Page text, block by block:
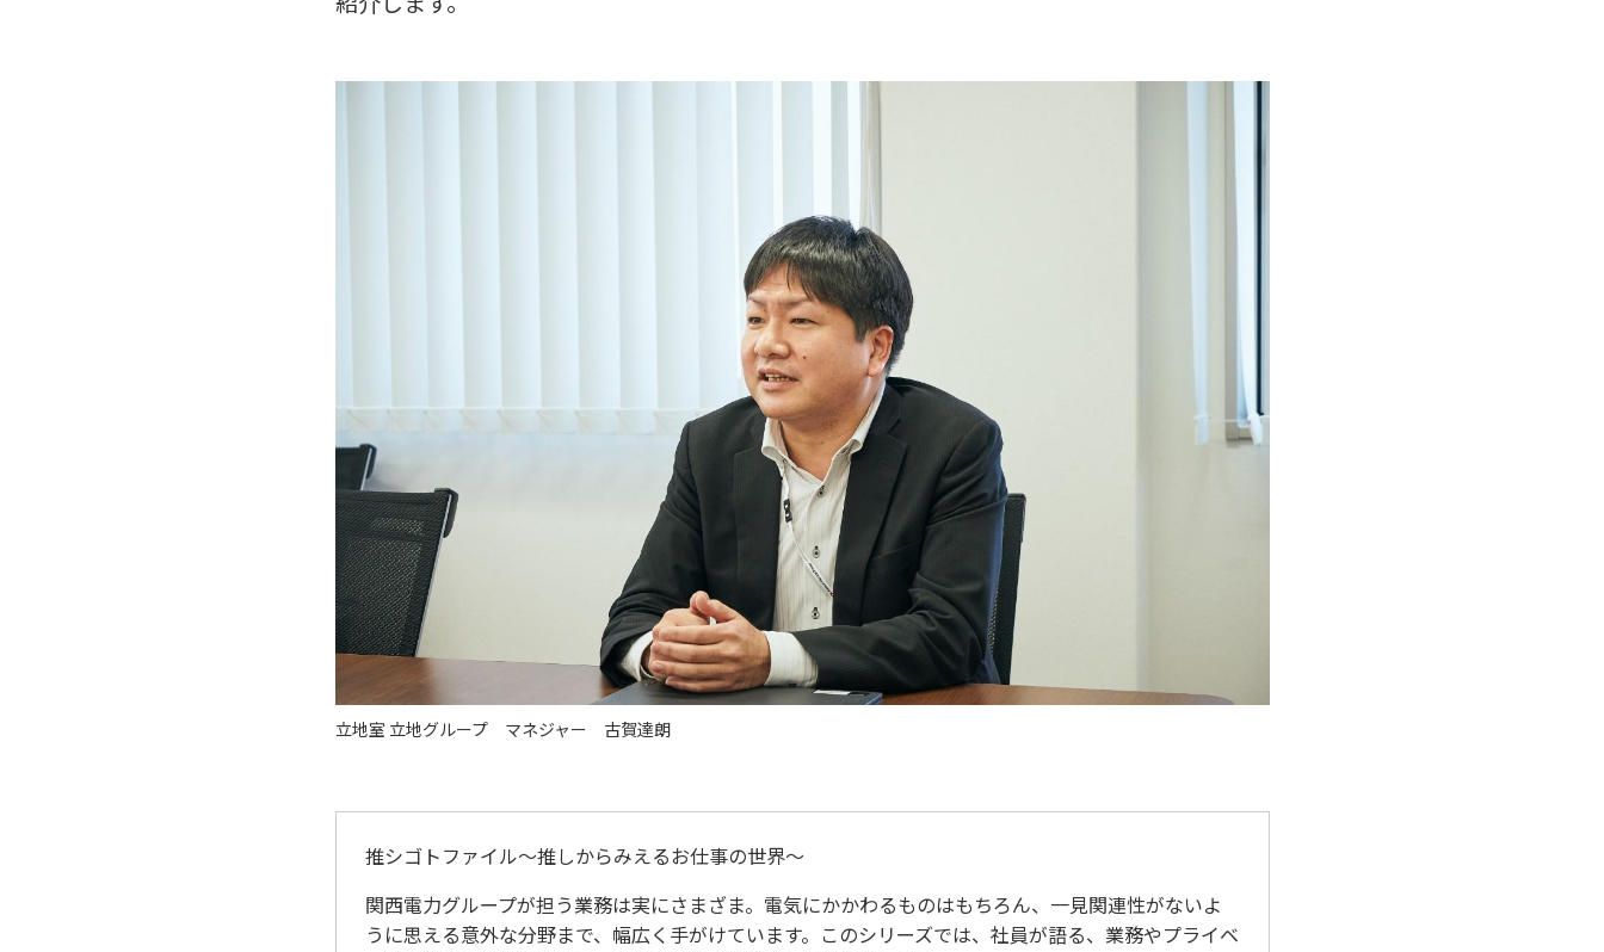
立地室 立地グループ マネジャー 古賀達朗
推シゴトファイル〜推しからみえるお仕事の世界〜
関西電力グループが担う業務は実にさまざま。電気にかかわるものはもちろん、一見関連性がないよ
うに思える意外な分野まで、幅広く手がけています。このシリーズでは、社員が語る、業務やプライベ